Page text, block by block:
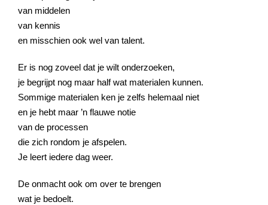
van middelen
van kennis
en misschien ook wel van talent.
Er is nog zoveel dat je wilt onderzoeken,
je begrijpt nog maar half wat materialen kunnen.
Sommige materialen ken je zelfs helemaal niet
en je hebt maar ’n flauwe notie
van de processen
die zich rondom je afspelen.
Je leert iedere dag weer.
De onmacht ook om over te brengen
wat je bedoelt.